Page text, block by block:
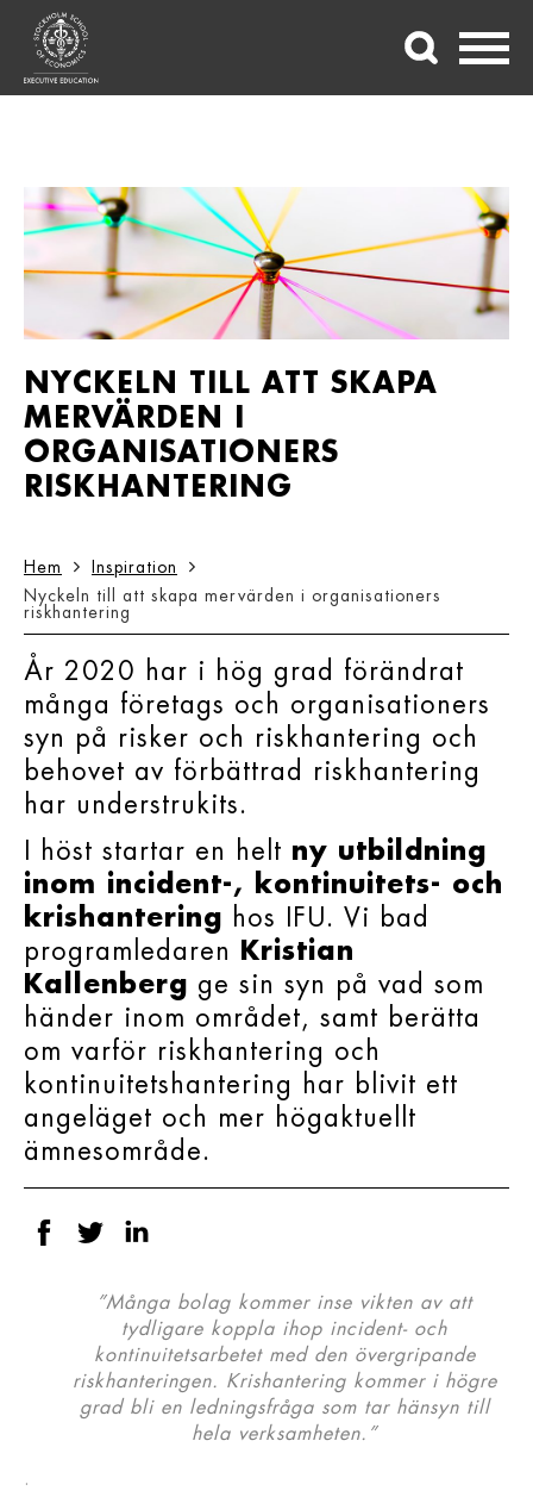
NYCKELN TILL ATT SKAPA
MERVÄRDEN I
ORGANISATIONERS
RISKHANTERING
Hem
Inspiration
Nyckeln till att skapa mervärden i organisationers
riskhantering
År 2020 har i hög grad förändrat
många företags och organisationers
syn på risker och riskhantering och
behovet av förbättrad riskhantering
har understrukits.
I höst startar en helt ny utbildning
inom incident-, kontinuitets- och
krishantering hos IFU. Vi bad
programledaren
Kristian
Kallenberg ge sin syn på vad som
händer inom området, samt berätta
om varför riskhantering och
kontinuitetshantering har blivit ett
angeläget och mer högaktuellt
ämnesområde.
”Många bolag kommer inse vikten av att
tydligare koppla ihop incident- och
kontinuitetsarbetet med den övergripande
riskhanteringen. Krishantering kommer i högre
grad bli en ledningsfråga som tar hänsyn till
hela verksamheten.”
.